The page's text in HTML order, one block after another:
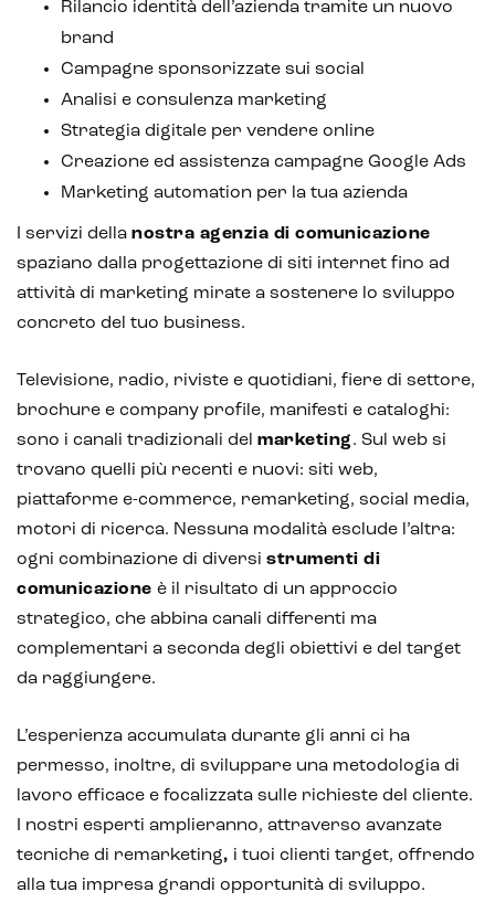
Rilancio identità dell’azienda tramite un nuovo
brand
Campagne sponsorizzate sui social
Analisi e consulenza marketing
Strategia digitale per vendere online
Creazione ed assistenza campagne Google Ads
Marketing automation per la tua azienda
I servizi della nostra agenzia di comunicazione
spaziano dalla progettazione di siti internet fino ad
attività di marketing mirate a sostenere lo sviluppo
concreto del tuo business.
Televisione, radio, riviste e quotidiani, fiere di settore,
brochure e company profile, manifesti e cataloghi:
sono i canali tradizionali del marketing. Sul web si
trovano quelli più recenti e nuovi: siti web,
piattaforme e-commerce, remarketing, social media,
motori di ricerca. Nessuna modalità esclude l’altra:
ogni combinazione di diversi strumenti di
comunicazione è il risultato di un approccio
strategico, che abbina canali differenti ma
complementari a seconda degli obiettivi e del target
da raggiungere.
L’esperienza accumulata durante gli anni ci ha
permesso, inoltre, di sviluppare una metodologia di
lavoro efficace e focalizzata sulle richieste del cliente.
I nostri esperti amplieranno, attraverso avanzate
tecniche di remarketing, i tuoi clienti target, offrendo
alla tua impresa grandi opportunità di sviluppo.